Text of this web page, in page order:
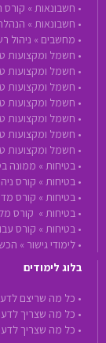
• חשבונאות » קורס
• חשבונאות »
• מחשבים » ניהול
• חשמל ומקצועות
• חשמל ומקצועות
• חשמל ומקצועות
• חשמל ומקצועות
• חשמל ומקצועות
• חשמל ומקצועות
• חשמל ומקצועות
• בטיחות » ממונה
• בטיחות » קורס
• בטיחות » קורס
• בטיחות » קורס
• בטיחות » קורס
• לימודי גישור »
בלוג לימודים
• כל מה שריצם
• כל מה שצריך
• כל מה שצריך